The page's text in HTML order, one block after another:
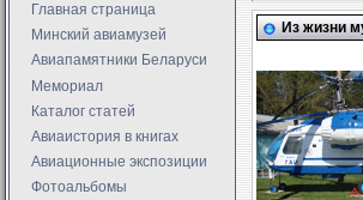
Главная страница
Минский авиамузей
Авиапамятники Беларуси
Мемориал
Каталог статей
Авиаистория в книгах
Авиационные экспозиции
Фотоальбомы
Из жизни